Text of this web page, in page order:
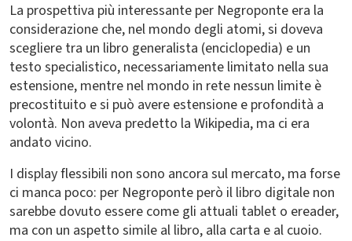
La prospettiva più interessante per Negroponte era la
considerazione che, nel mondo degli atomi, si doveva
scegliere tra un libro generalista (enciclopedia) e un
testo specialistico, necessariamente limitato nella sua
estensione, mentre nel mondo in rete nessun limite è
precostituito e si può avere estensione e profondità a
volontà. Non aveva predetto la Wikipedia, ma ci era
andato vicino.
I display flessibili non sono ancora sul mercato, ma forse
ci manca poco: per Negroponte però il libro digitale non
sarebbe dovuto essere come gli attuali tablet o ereader,
ma con un aspetto simile al libro, alla carta e al cuoio.